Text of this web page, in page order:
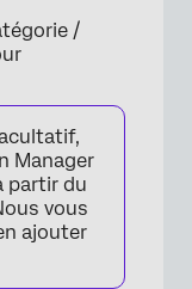
/
Manager
partir du
vous
ajouter